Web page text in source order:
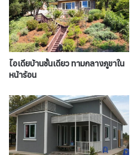
ไอเดียบ้านชั้นเดียว ทามกลางภูขาใน
หน้าร้อน